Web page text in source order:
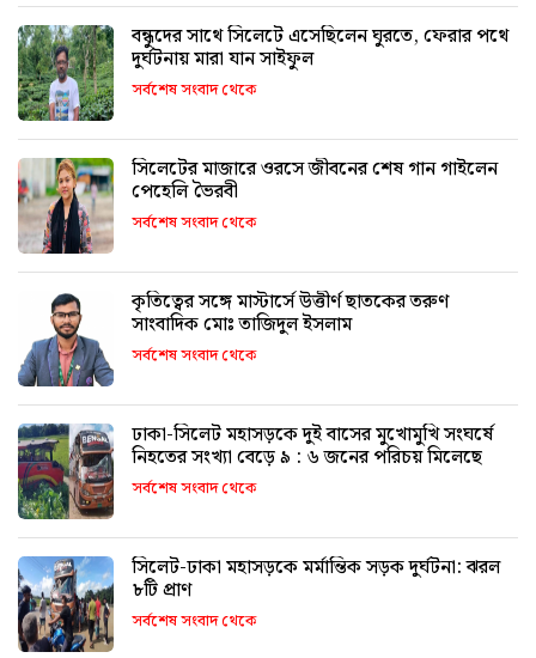
বন্ধুদের সাথে সিলেটে এসেছিলেন ঘুরতে, ফেরার পথে
দুর্ঘটনায় মারা যান সাইফুল
সর্বশেষ সংবাদ থেকে
সিলেটের মাজারে ওরসে জীবনের শেষ গান গাইলেন
পেহেলি ভৈরবী
সর্বশেষ সংবাদ থেকে
কৃতিত্বের সঙ্গে মাস্টার্সে উত্তীর্ণ ছাতকের তরুণ
সাংবাদিক মোঃ তাজিদুল ইসলাম
সর্বশেষ সংবাদ থেকে
ঢাকা-সিলেট মহাসড়কে দুই বাসের মুখোমুখি সংঘর্ষে
নিহতের সংখ্যা বেড়ে ৯ : ৬ জনের পরিচয় মিলেছে
সর্বশেষ সংবাদ থেকে
সিলেট-ঢাকা মহাসড়কে মর্মান্তিক সড়ক দুর্ঘটনা: ঝরল
৮টি প্রাণ
সর্বশেষ সংবাদ থেকে